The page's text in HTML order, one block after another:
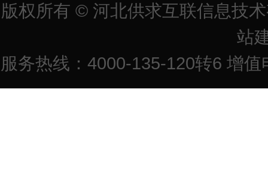
版权所有 © 河北供求互联信息技
站
服务热线：4000-135-120转6 增